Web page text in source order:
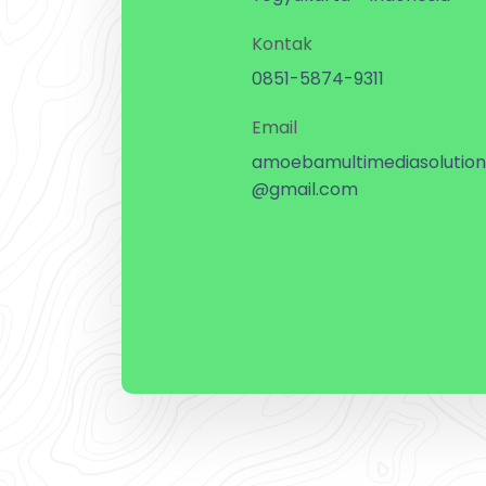
Kontak
0851-5874-9311
Email
@gmail.com